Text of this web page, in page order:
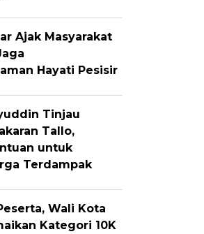
Ajak Masyarakat
Hayati Pesisir
Tinjau
Tallo,
untuk
Terdampak
Wali Kota
Kategori 10K